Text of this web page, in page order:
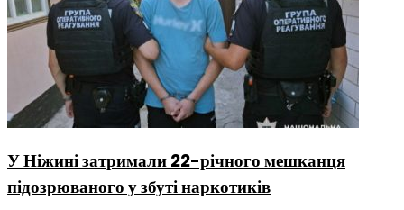
У Ніжині затримали 22-річного мешканця
підозрюваного у збуті наркотиків